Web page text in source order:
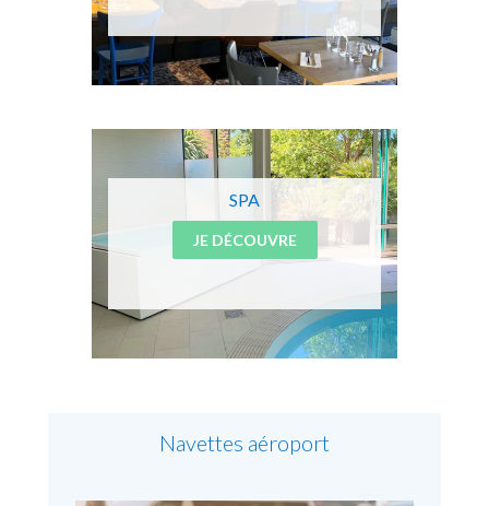
SPA
JE DÉCOUVRE
Navettes aéroport